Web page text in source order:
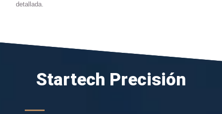
detallada.
Startech Precisión